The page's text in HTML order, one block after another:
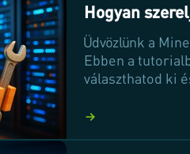
Hogyan
Üdvözlünk a
Ebben a
választhatod ki
technológiákat,